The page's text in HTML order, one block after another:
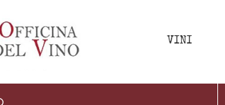
VINI